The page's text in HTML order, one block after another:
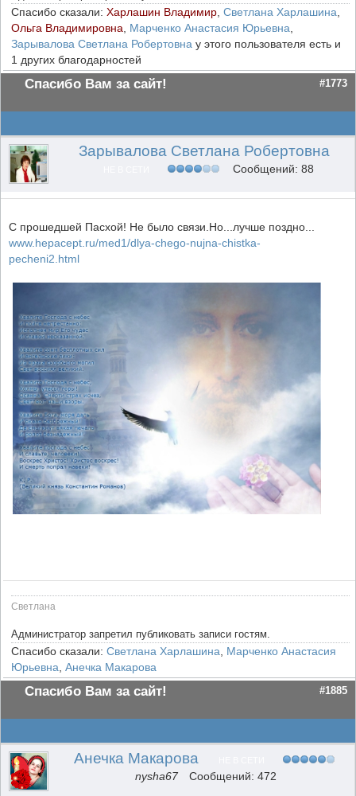
Спасибо сказали: Харлашин Владимир Светлана Харлашина
Ольга Владимировна
Марченко Анастасия Юрьевна
Зарывалова Светлана Робертовна у этого пользователя есть и
1 других благодарностей
Спасибо Вам за сайт! #1773
Зарывалова Светлана Робертовна
Сообщений: 88
С прошедшей Пасхой! Не было связи.Но...лучше поздно...
www.hepacept.ru/med1/dlya-chego-nujna-chistka-
pecheni2.html
Cветлана
Администратор запретил публиковать записи гостям.
Спасибо сказали: Светлана Харлашина
Марченко Анастасия
Юрьевна Анечка Макарова
Спасибо Вам за сайт! #1885
Анечка Макарова
nysha67 Сообщений: 472